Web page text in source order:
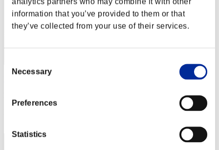
information that you’ve provided to them or that
they’ve collected from your use of their services.
Selection
Necessary
Preferences
Statistics
ElementalLamb